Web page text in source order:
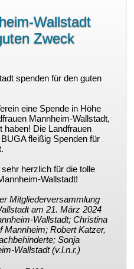
Wallstadt
Zweck
spenden für den guten
eine Spende in Höhe
Mannheim-Wallstadt,
haben! Die Landfrauen
fleißig Spenden für
herzlich für die tolle
Wallstadt!
Mitgliederversammlung
am 21. März 2024
Wallstadt; Christina
Mannheim; Robert Katzer,
Sonja
Wallstadt (v.l.n.r.)